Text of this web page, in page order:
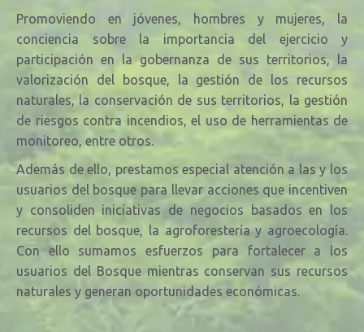
Promoviendo en jóvenes, hombres y mujeres, la
conciencia sobre la importancia del ejercicio y
participación en la gobernanza de sus territorios, la
valorización del bosque, la gestión de los recursos
naturales, la conservación de sus territorios, la gestión
de riesgos contra incendios, el uso de herramientas de
monitoreo, entre otros.
Además de ello, prestamos especial atención a las y los
usuarios del bosque para llevar acciones que incentiven
y consoliden iniciativas de negocios basados en los
recursos del bosque, la agroforestería y agroecología.
Con ello sumamos esfuerzos para fortalecer a los
usuarios del Bosque mientras conservan sus recursos
naturales y generan oportunidades económicas.